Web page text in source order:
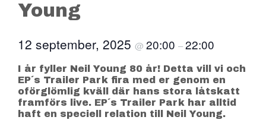
Young
12 september, 2025 @ 20:00 –22:00
I år fyller Neil Young 80 år! Detta vill vi och
EP´s Trailer Park fira med er genom en
oförglömlig kväll där hans stora låtskatt
framförs live. EP´s Trailer Park har alltid
haft en speciell relation till Neil Young.